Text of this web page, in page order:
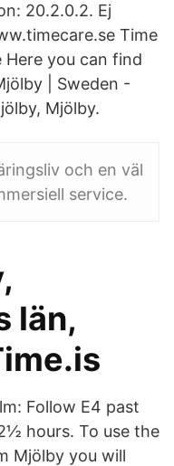
20.2.0.2. Ej
Time
you can find
| Sweden -
Mjölby.
och en väl
service.
län,
Follow E4 past
hours. To use the
Mjölby you will